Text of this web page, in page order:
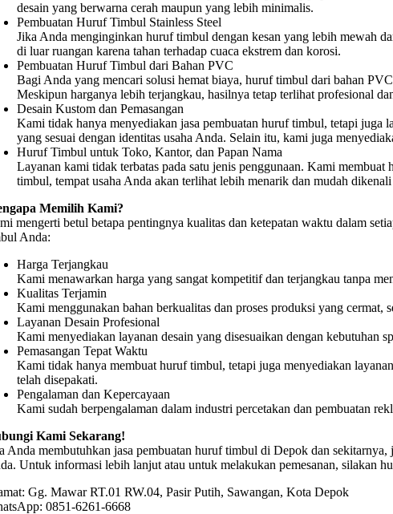
desain yang berwarna cerah maupun yang lebih minimalis.
Pembuatan Huruf Timbul Stainless Steel
Jika Anda menginginkan huruf timbul dengan kesan yang lebih mewah
di luar ruangan karena tahan terhadap cuaca ekstrem dan korosi.
Pembuatan Huruf Timbul dari Bahan PVC
Bagi Anda yang mencari solusi hemat biaya, huruf timbul dari bahan
Meskipun harganya lebih terjangkau, hasilnya tetap terlihat profesional
Desain Kustom dan Pemasangan
Kami tidak hanya menyediakan jasa pembuatan huruf timbul, tetapi juga
yang sesuai dengan identitas usaha Anda. Selain itu, kami juga
Huruf Timbul untuk Toko, Kantor, dan Papan Nama
Layanan kami tidak terbatas pada satu jenis penggunaan. Kami
timbul, tempat usaha Anda akan terlihat lebih menarik dan mudah
Memilih Kami?
mengerti betul betapa pentingnya kualitas dan ketepatan waktu dalam
Anda:
Harga Terjangkau
Kami menawarkan harga yang sangat kompetitif dan terjangkau tanpa
Kualitas Terjamin
Kami menggunakan bahan berkualitas dan proses produksi yang
Layanan Desain Profesional
Kami menyediakan layanan desain yang disesuaikan dengan kebutuhan
Pemasangan Tepat Waktu
Kami tidak hanya membuat huruf timbul, tetapi juga menyediakan
telah disepakati.
Pengalaman dan Kepercayaan
Kami sudah berpengalaman dalam industri percetakan dan pembuatan
Kami Sekarang!
Anda membutuhkan jasa pembuatan huruf timbul di Depok dan
Untuk informasi lebih lanjut atau untuk melakukan pemesanan, silakan
Gg. Mawar RT.01 RW.04, Pasir Putih, Sawangan, Kota Depok
0851-6261-6668